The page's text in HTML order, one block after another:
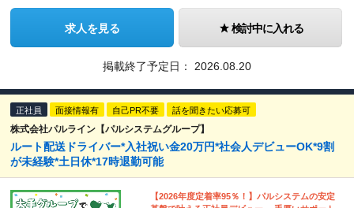
求人を見る 検討中に入れる
掲載終了予定日： 2026.08.20
正社員 面接情報有 自己PR不要 話を聞きたい応募可
株式会社パルライン【パルシステムグループ】
ルート配送ドライバー*入社祝い金20万円*社会人デビューOK*9割
が未経験*土日休*17時退勤可能
【2026年度定着率95％！】パルシステムの安定